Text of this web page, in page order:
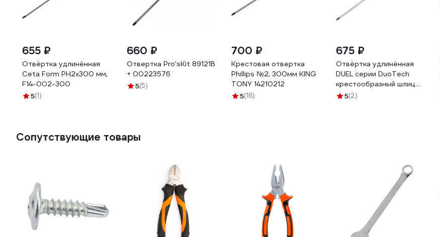
655 ₽
Отвёртка удлинённая
Ceta Form PH2x300 мм,
F14-002-300
5(1)
660 ₽
Отвертка Pro'sKit 89121B
+ 00223576
5(5)
700 ₽
Крестовая отвертка
Phillips №2, 300мм KING
TONY 14210212
5(16)
675 ₽
Отвёртка удлинённая
DUEL серии DuoTech
крестообразный шлиц
Ph2 6x300мм, длина
5(2)
Сопутствующие товары